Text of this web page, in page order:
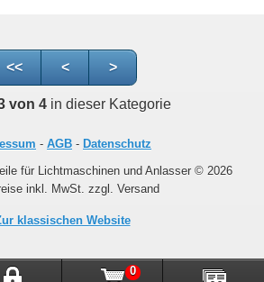
<< < >
von 4 in dieser Kategorie
- AGB - Datenschutz
für Lichtmaschinen und Anlasser © 2026
inkl. MwSt. zzgl. Versand
klassischen Website
0